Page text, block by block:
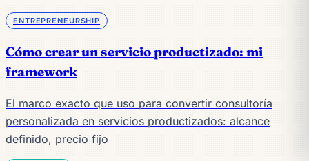
ENTREPRENEURSHIP
Cómo crear un servicio productizado: mi
framework
El marco exacto que uso para convertir consultoría
personalizada en servicios productizados: alcance
definido, precio fijo